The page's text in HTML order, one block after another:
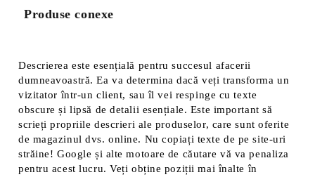
Produse conexe
Descrierea este esențială pentru succesul afacerii
dumneavoastră. Ea va determina dacă veți transforma un
vizitator într-un client, sau îl vei respinge cu texte
obscure și lipsă de detalii esențiale. Este important să
scrieți propriile descrieri ale produselor, care sunt oferite
de magazinul dvs. online. Nu copiați texte de pe site-uri
străine! Google și alte motoare de căutare vă va penaliza
pentru acest lucru. Veți obține poziții mai înalte în